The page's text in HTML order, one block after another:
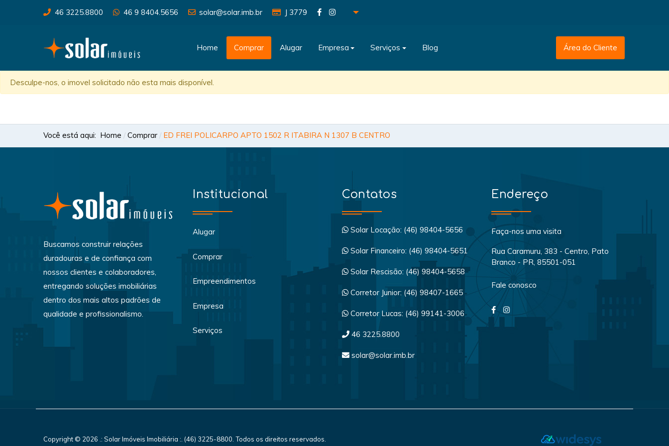
46 3225.8800 46 9 8404.5656 solar@solar.imb.br J 3779
Home Comprar Alugar Empresa Serviços Blog Área do Cliente
Desculpe-nos, o imovel solicitado não esta mais disponível.
Você está aqui: Home Comprar ED FREI POLICARPO APTO 1502 R ITABIRA N 1307 B CENTRO
Buscamos construir relações
duradouras e de confiança com
nossos clientes e colaboradores,
entregando soluções imobiliárias
dentro dos mais altos padrões de
qualidade e profissionalismo.
Institucional
Alugar
Comprar
Empreendimentos
Empresa
Serviços
Contatos
Solar Locação: (46) 98404-5656
Solar Financeiro: (46) 98404-5651
Solar Rescisão: (46) 98404-5658
Corretor Junior: (46) 98407-1665
Corretor Lucas: (46) 99141-3006
46 3225.8800
solar@solar.imb.br
Endereço
Faça-nos uma visita
Rua Caramuru, 383 - Centro, Pato
Branco - PR, 85501-051
Fale conosco
Copyright © 2026 .: Solar Imóveis Imobiliária :. (46) 3225-8800. Todos os direitos reservados.